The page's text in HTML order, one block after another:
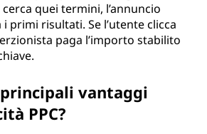
quei termini, l’annuncio
primi risultati. Se l’utente clicca
paga l’importo stabilito
vantaggi
PPC?